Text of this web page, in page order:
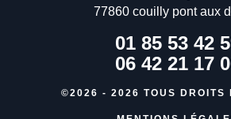
77860 couilly pont aux
01 85 53 42
06 42 21 17
©2026 - 2026 TOUS DROITS